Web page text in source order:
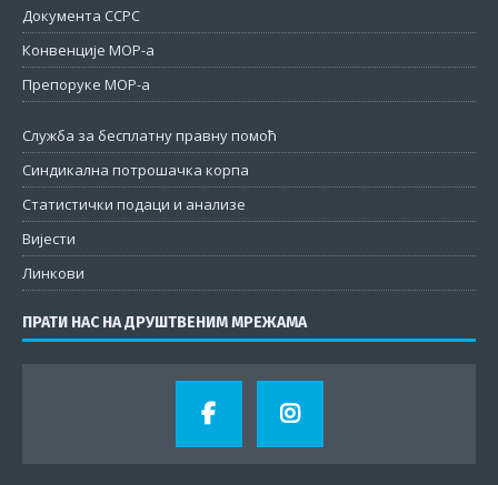
Документа ССРС
Конвенције МОР-а
Препоруке МОР-а
Служба за бесплатну правну помоћ
Синдикална потрошачка корпа
Статистички подаци и анализе
Вијести
Линкови
ПРАТИ НАС НА ДРУШТВЕНИМ МРЕЖАМА